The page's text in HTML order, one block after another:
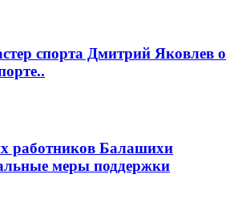
спорта Дмитрий Яковлев о
работников Балашихи
меры поддержки